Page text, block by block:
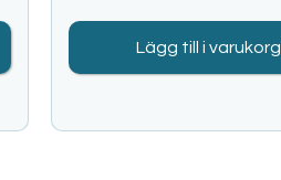
Lägg till i varukorg